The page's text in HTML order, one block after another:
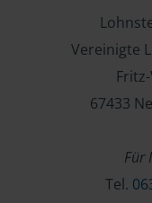
Vereinigte
67433
Für
Tel.